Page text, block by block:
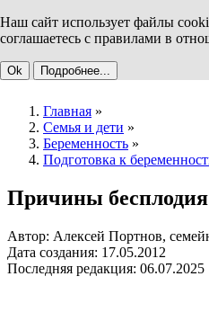
Наш сайт использует файлы
соглашаетесь с правилами в
Ok Подробнее...
Главная »
Семья и дети »
Беременность »
Подготовка к
Причины бесплодия
Автор: Алексей Портнов,
Дата создания: 17.05.2012
Последняя редакция: 06.07.2025